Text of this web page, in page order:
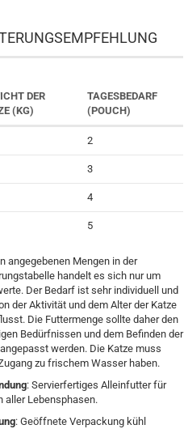
DER
(KG)
TAGESBEDARF
(POUCH)
2
3
4
5
angegebenen Mengen in der
handelt es sich nur um
Der Bedarf ist sehr individuell und
der Aktivität und dem Alter der Katze
Die Futtermenge sollte daher den
Bedürfnissen und dem Befinden der
werden. Die Katze muss
zu frischem Wasser haben.
: Servierfertiges Alleinfutter für
aller Lebensphasen.
: Geöffnete Verpackung kühl